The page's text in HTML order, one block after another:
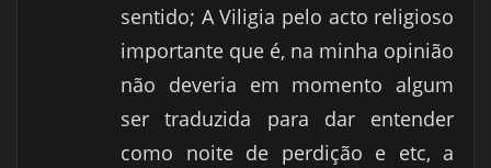
sentido; A Viligia pelo acto religioso
importante que é, na minha opinião
não deveria em momento algum
ser traduzida para dar entender
como noite de perdição e etc, a